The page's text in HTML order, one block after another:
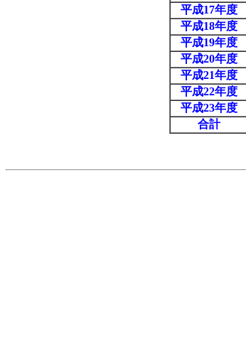
平成17年度
平成18年度
平成19年度
平成20年度
平成21年度
平成22年度
平成23年度
合計